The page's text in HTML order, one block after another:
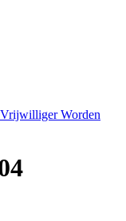
Vrijwilliger Worden